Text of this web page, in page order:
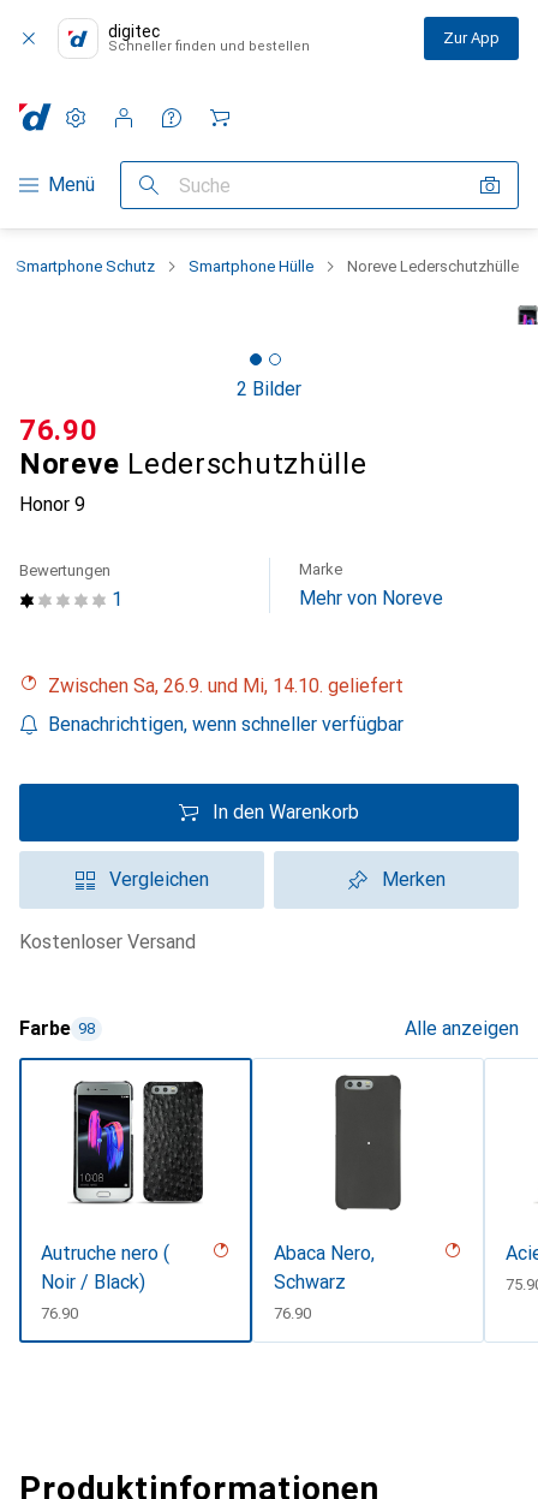
digitec
Schneller finden und bestellen Zur App
Navigation nach Kategorien
Menü Suche
Einstellungen
Kundenkonto
Vergleichslisten
Merklisten
Warenkorb
Smartphone Schutz Smartphone Hülle Noreve Lederschutzhülle
2 Bilder
Noreve Lederschutzhülle
Honor 9
CHF
76.90
1
Bewertungen Marke
Mehr von Noreve
Zwischen Sa, 26.9. und Mi, 14.10. geliefert
Benachrichtigen, wenn schneller verfügbar
In den Warenkorb
Vergleichen Merken
kostenloser Versand
Farbe 98 Alle anzeigen
Autruche nero (
Noir / Black)
CHF
76.90
Abaca Nero,
Schwarz
CHF
76.90
CHF
Produktinformationen